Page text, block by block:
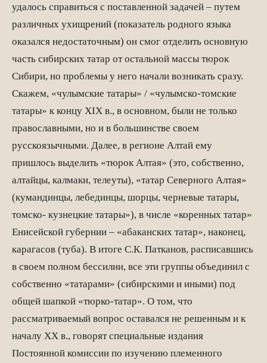
удалось справиться с поставленной задачей – путем
различных ухищрений (показатель родного языка
оказался недостаточным) он смог отделить основную
часть сибирских татар от остальной массы тюрок
Сибири, но проблемы у него начали возникать сразу.
Скажем, «чулымские татары» / «чулымско-томские
татары» к концу XIX в., в основном, были не только
православными, но и в большинстве своем
русскоязычными. Далее, в регионе Алтай ему
пришлось выделить «тюрок Алтая» (это, собственно,
алтайцы, калмаки, телеуты), «татар Северного Алтая»
(кумандинцы, лебединцы, шорцы, черневые татары,
томско- кузнецкие татары»), в числе «коренных татар»
Енисейской губернии – «абаканских татар», наконец,
карагасов (туба). В итоге С.К. Патканов, расписавшись
в своем полном бессилии, все эти группы объединил с
собственно «татарами» (сибирскими и иными) под
общей шапкой «тюрко-татар». О том, что
рассматриваемый вопрос оставался не решенным и к
началу XX в., говорят специальные издания
Постоянной комиссии по изучению племенного